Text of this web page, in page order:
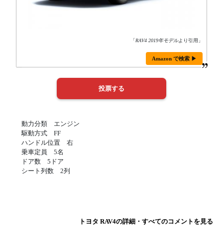
「RAV4 2019年モデルより引用」
Amazon で検索 ▶
動力分類 エンジン
駆動方式 FF
ハンドル位置 右
乗車定員 5名
ドア数 5ドア
シート列数 2列
トヨタ RAV4の詳細・すべてのコメントを見る